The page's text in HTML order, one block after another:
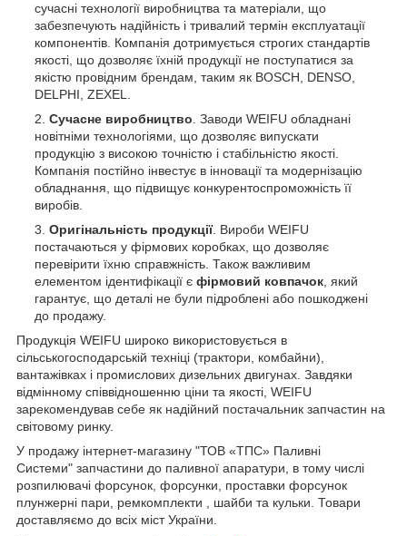
сучасні технології виробництва та матеріали, що
забезпечують надійність і тривалий термін експлуатації
компонентів. Компанія дотримується строгих стандартів
якості, що дозволяє їхній продукції не поступатися за
якістю провідним брендам, таким як BOSCH, DENSO,
DELPHI, ZEXEL.
Сучасне виробництво. Заводи WEIFU обладнані
новітніми технологіями, що дозволяє випускати
продукцію з високою точністю і стабільністю якості.
Компанія постійно інвестує в інновації та модернізацію
обладнання, що підвищує конкурентоспроможність її
виробів.
Оригінальність продукції. Вироби WEIFU
постачаються у фірмових коробках, що дозволяє
перевірити їхню справжність. Також важливим
елементом ідентифікації є фірмовий ковпачок, який
гарантує, що деталі не були підроблені або пошкоджені
до продажу.
Продукція WEIFU широко використовується в
сільськогосподарській техніці (трактори, комбайни),
вантажівках і промислових дизельних двигунах. Завдяки
відмінному співвідношенню ціни та якості, WEIFU
зарекомендував себе як надійний постачальник запчастин на
світовому ринку.
У продажу інтернет-магазину "ТОВ «ТПС» Паливні
Системи" запчастини до паливної апаратури, в тому числі
розпилювачі форсунок, форсунки, проставки форсунок
плунжерні пари, ремкомплекти , шайби та кульки. Товари
доставляємо до всіх міст України.